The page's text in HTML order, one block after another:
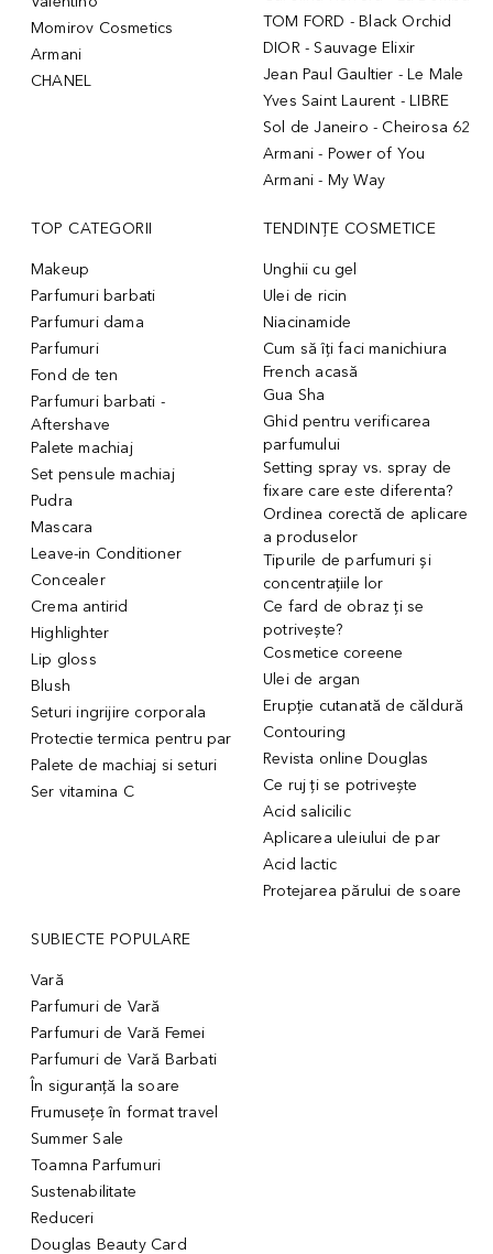
Momirov Cosmetics
Armani
CHANEL
TOM FORD - Black Orchid
DIOR - Sauvage Elixir
Jean Paul Gaultier - Le Male
Yves Saint Laurent - LIBRE
Sol de Janeiro - Cheirosa 62
Armani - Power of You
Armani - My Way
TOP CATEGORII
Makeup
Parfumuri barbati
Parfumuri dama
Parfumuri
Fond de ten
Parfumuri barbati -
Aftershave
Palete machiaj
Set pensule machiaj
Pudra
Mascara
Leave-in Conditioner
Concealer
Crema antirid
Highlighter
Lip gloss
Blush
Seturi ingrijire corporala
Protectie termica pentru par
Palete de machiaj si seturi
Ser vitamina C
TENDINȚE COSMETICE
Unghii cu gel
Ulei de ricin
Niacinamide
Cum să îți faci manichiura
French acasă
Gua Sha
Ghid pentru verificarea
parfumului
Setting spray vs. spray de
fixare care este diferenta?
Ordinea corectă de aplicare
a produselor
Tipurile de parfumuri și
concentrațiile lor
Ce fard de obraz ți se
potrivește?
Cosmetice coreene
Ulei de argan
Erupție cutanată de căldură
Contouring
Revista online Douglas
Ce ruj ți se potrivește
Acid salicilic
Aplicarea uleiului de par
Acid lactic
Protejarea părului de soare
SUBIECTE POPULARE
Vară
Parfumuri de Vară
Parfumuri de Vară Femei
Parfumuri de Vară Barbati
În siguranță la soare
Frumusețe în format travel
Summer Sale
Toamna Parfumuri
Sustenabilitate
Reduceri
Douglas Beauty Card